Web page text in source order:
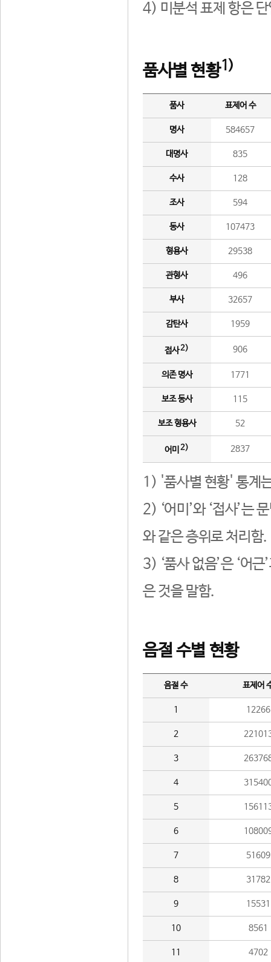
4) 미분석 표제 항은
품사별 현황1)
품사 표제어 수
명사 584657
대명사 835
수사 128
조사 594
동사 107473
형용사 29538
관형사 496
부사 32657
감탄사 1959
접사2) 906
의존 명사 1771
보조 동사 115
보조 형용사 52
어미 2) 2837
1) '품사별 현황' 통계
2) ‘어미’와 ‘접사’는
와 같은 층위로 처리함.
3) ‘품사 없음’은 ‘어
은 것을 말함.
음절 수별 현황
음절 수 표제어
1 12266
2
3
4
5
6
7 51609
8 31782
9 15531
10 8561
11 4702